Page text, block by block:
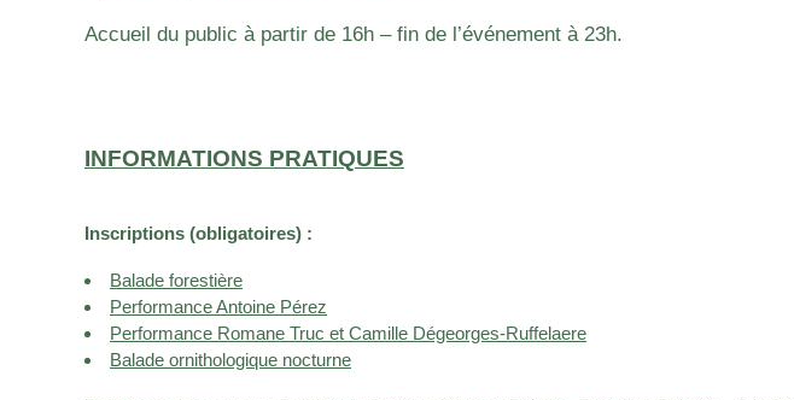
Accueil du public à partir de 16h – fin de l’événement à 23h.
INFORMATIONS PRATIQUES
Inscriptions (obligatoires) :
Balade forestière
Performance Antoine Pérez
Performance Romane Truc et Camille Dégeorges-Ruffelaere
Balade ornithologique nocturne